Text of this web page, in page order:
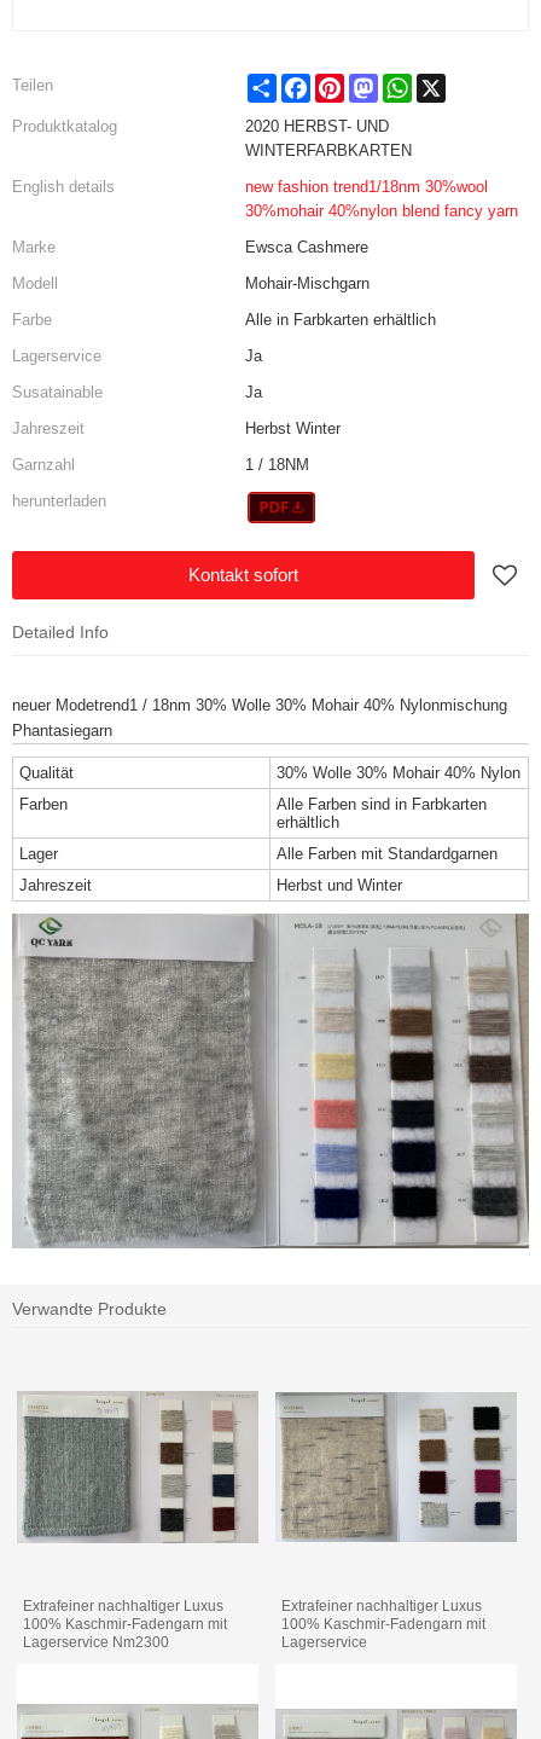
Teilen Share FacebookPinterestMastodonWhatsApp
Produktkatalog
2020 HERBST- UND
WINTERFARBKARTEN
English details
new fashion trend1/18nm 30%wool
30%mohair 40%nylon blend fancy yarn
Marke
Ewsca Cashmere
Modell
Mohair-Mischgarn
Farbe
Alle in Farbkarten erhältlich
Lagerservice
Ja
Susatainable
Ja
Jahreszeit
Herbst Winter
Garnzahl
1 / 18NM
herunterladen
Kontakt sofort
Detailed Info
neuer Modetrend1 / 18nm 30% Wolle 30% Mohair 40% Nylonmischung
Phantasiegarn
Qualität
30% Wolle 30% Mohair 40% Nylon
Farben
Alle Farben sind in Farbkarten
erhältlich
Lager
Alle Farben mit Standardgarnen
Jahreszeit
Herbst und Winter
Verwandte Produkte
Extrafeiner nachhaltiger Luxus
100% Kaschmir-Fadengarn mit
Lagerservice Nm2300
Extrafeiner nachhaltiger Luxus
100% Kaschmir-Fadengarn mit
Lagerservice